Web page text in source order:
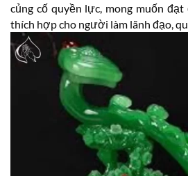
củng cố quyền lực, mong muốn
thích hợp cho người làm lãnh đạo,